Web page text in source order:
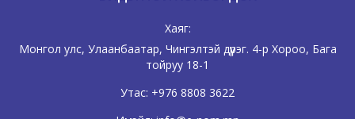
Хаяг:
Монгол улс, Улаанбаатар, Чингэлтэй дүүрэг. 4-р Хороо, Бага
тойруу 18-1
Утас: +976 8808 3622